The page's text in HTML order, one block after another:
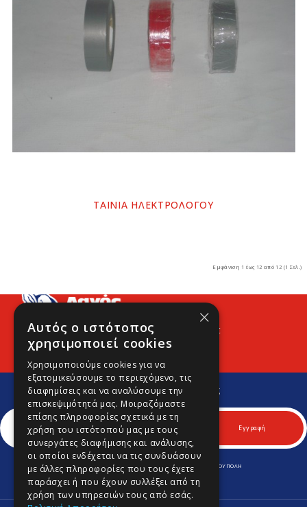
ΤΑΙΝΙΑ ΗΛΕΚΤΡΟΛΟΓΟΥ
Εμφάνιση 1 έως 12 από 12 (1 Σελ.)
Προφίλ Νέα Contact
Εγγραφείτε στο Νewsletter μας
Για να μαθαίνετε πρώτοι νέα και προσφορές μας.
Εγγραφή
ΛΕΩΦ. ΚΥΠΡΟΥ 170 & ΚΟΜΝΗΝΩΝ 70, Τ.Κ. 164 52 ΑΡΓΥΡΟΥΠΟΛΗ
Τηλ.
210 9645701 -210 9646980
Fax.210 9645702
info@lagospainting.gr
×
Αυτός ο ιστότοπος
χρησιμοποιεί cookies
Χρησιμοποιούμε cookies για να
εξατομικεύσουμε το περιεχόμενο, τις
διαφημίσεις και να αναλύσουμε την
επισκεψιμότητά μας. Μοιραζόμαστε
επίσης πληροφορίες σχετικά με τη
χρήση του ιστότοπού μας με τους
συνεργάτες διαφήμισης και ανάλυσης,
οι οποίοι ενδέχεται να τις συνδυάσουν
με άλλες πληροφορίες που τους έχετε
παράσχει ή που έχουν συλλέξει από τη
χρήση των υπηρεσιών τους από εσάς.